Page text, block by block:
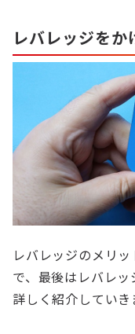
レバレッジを
レバレッジのメリ
で、最後はレバレ
詳しく紹介していき